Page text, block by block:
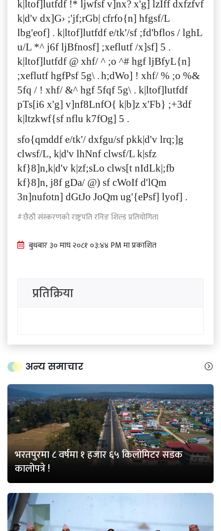
k|ltof]lutfdf !* ljwfsf v]nx? x'g] lzIff dxfzfvf
k|d'v dx]G› ;'jf;rGb| cfrfo{n] hfgsf/L
lbg'eof] . k|ltof]lutfdf e/tk'/sf ;fd'bflos / lghL
u/L *^ j6f ljBfnosf] ;xeflutf /x]sf] 5 .
k|ltof]lutfdf @ xhf/ ^ ;o ^# hgf ljBfyL{n]
;xeflutf hgfPsf 5g\ .h;dWo] ! xhf/ % ;o %&
5fq / ! xhf/ &^ hgf 5fqf 5g\ . k|ltof]lutfdf
pTs[i6 x'g] v]nf8LnfO{ k|b]z x'Fb} ;+3df
k|ltzkwf{sf nflu k7fOg] 5 .
sfo{qmddf e/tk'/ dxfgu/sf pkk|d'v lrq;]g
clwsf/L, k|d'v lhNnf clwsf/L k|sfz
kf}8]n,k|d'v k|zf;sLo clws[t nIdLk|;fb
kf}8]n, j8f gDa/ @) sf cWoIf d'lQm
3n]nufotn] dGtJo JoQm ug'{ePsf] lyof] .
छैठौ संस्करणको राष्ट्रपति रनिङ शिल्ड प्रतियोगिता
बुधबार ३० माघ २०८१ ०३:४४ PM मा प्रकाशित
प्रतिक्रिया
अन्य समाचार
भरतपुरमा ८ वर्षमा १ हजार ६५ किलोमिटर सडक
कालोपत्रे !